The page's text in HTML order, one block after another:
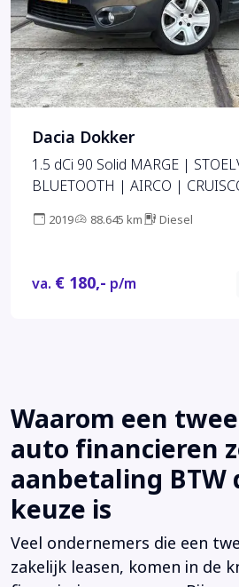
Dacia Dokker
1.5 dCi 90 Solid MARGE |
BLUETOOTH | AIRCO |
2019 88.645 km Diesel
va. € 180,- p/m
Waarom een
auto financieren
aanbetaling BTW
keuze is
Veel ondernemers die een
zakelijk leasen, komen in de